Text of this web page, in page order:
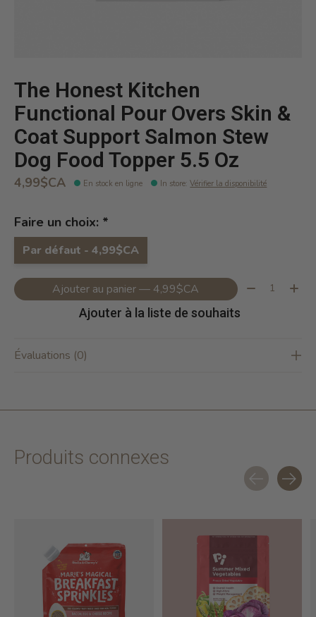
The Honest Kitchen
Functional Pour Overs Skin &
Coat Support Salmon Stew
Dog Food Topper 5.5 Oz
4,99$CA En stock en ligne In store:Vérifier la disponibilité
Faire un choix: *
Par défaut - 4,99$CA
Ajouter au panier — 4,99$CA Quantité:
Ajouter à la liste de souhaits
Évaluations (0)
Produits connexes